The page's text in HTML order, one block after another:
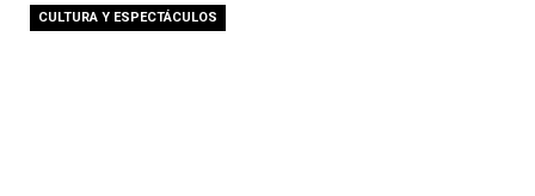
CULTURA Y ESPECTÁCULOS